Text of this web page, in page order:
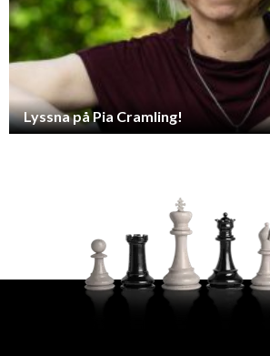
Lyssna på Pia Cramling!